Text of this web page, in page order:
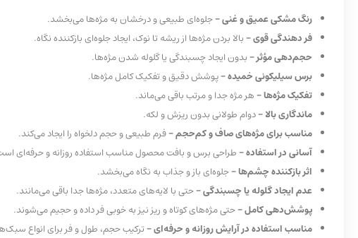
رنگ مشکی عمیق و غنی –جلوه‌ای طبیعی و درخشان به مژه‌ها می‌بخشد.
فر دهندگی قوی – بالا بردن مژه‌ها از ریشه تا نوک، ایجاد جلوه‌ای بازکننده نگاه.
حجم‌دهی مؤثر – بدون ایجاد چسبندگی یا گلوله شدن مژه‌ها.
برس سیلیکونی خمیده –پوشش دقیق و تفکیک کامل مژه‌ها.
تفکیک مژه‌ها – هر مژه جدا و مرتب باقی می‌ماند.
ماندگاری بالا –دوام طولانی بدون ریزش و لکه.
مناسب برای مژه‌های صاف و کم‌حجم –فرم طبیعی و حجم دلخواه را ایجاد می‌کند.
آسانی در استفاده – طراحی برس و بافت محصول مناسب استفاده روزانه و حرفه‌ای
اثر بازکننده چشم‌ها –جلوه‌ای باز و جذاب به نگاه می‌بخشد.
عدم ایجاد گلوله یا چسبندگی –حتی با لایه‌های متعدد، مژه‌ها جدا باقی می‌مانند.
پوشش‌دهی کامل –حتی مژه‌های کوتاه و ریز نیز به خوبی فر داده و حجیم می‌شوند.
مناسب استفاده در آرایش روزانه و حرفه‌ای –ترکیب حجم، طول و فر برای انواع